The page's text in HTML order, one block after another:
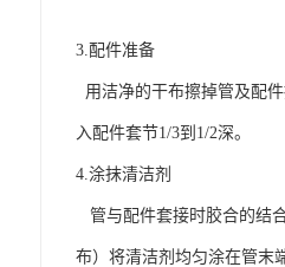
3.配件准备
用洁净的干布擦掉管及配
入配件套节1/3到1/2深。
4.涂抹清洁剂
管与配件套接时胶合的结
布）将清洁剂均匀涂在管末